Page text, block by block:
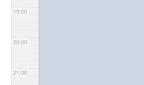
19:00
20:00
21:00